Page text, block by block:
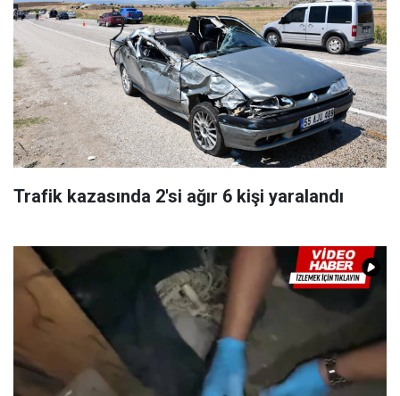
Trafik kazasında 2'si ağır 6 kişi yaralandı